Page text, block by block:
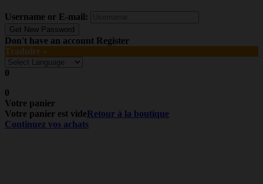
Username or E-mail:
Don't have an account Register
Traduire »
0
0
Votre panier
Votre panier est videRetour à la boutique
Continuez vos achats